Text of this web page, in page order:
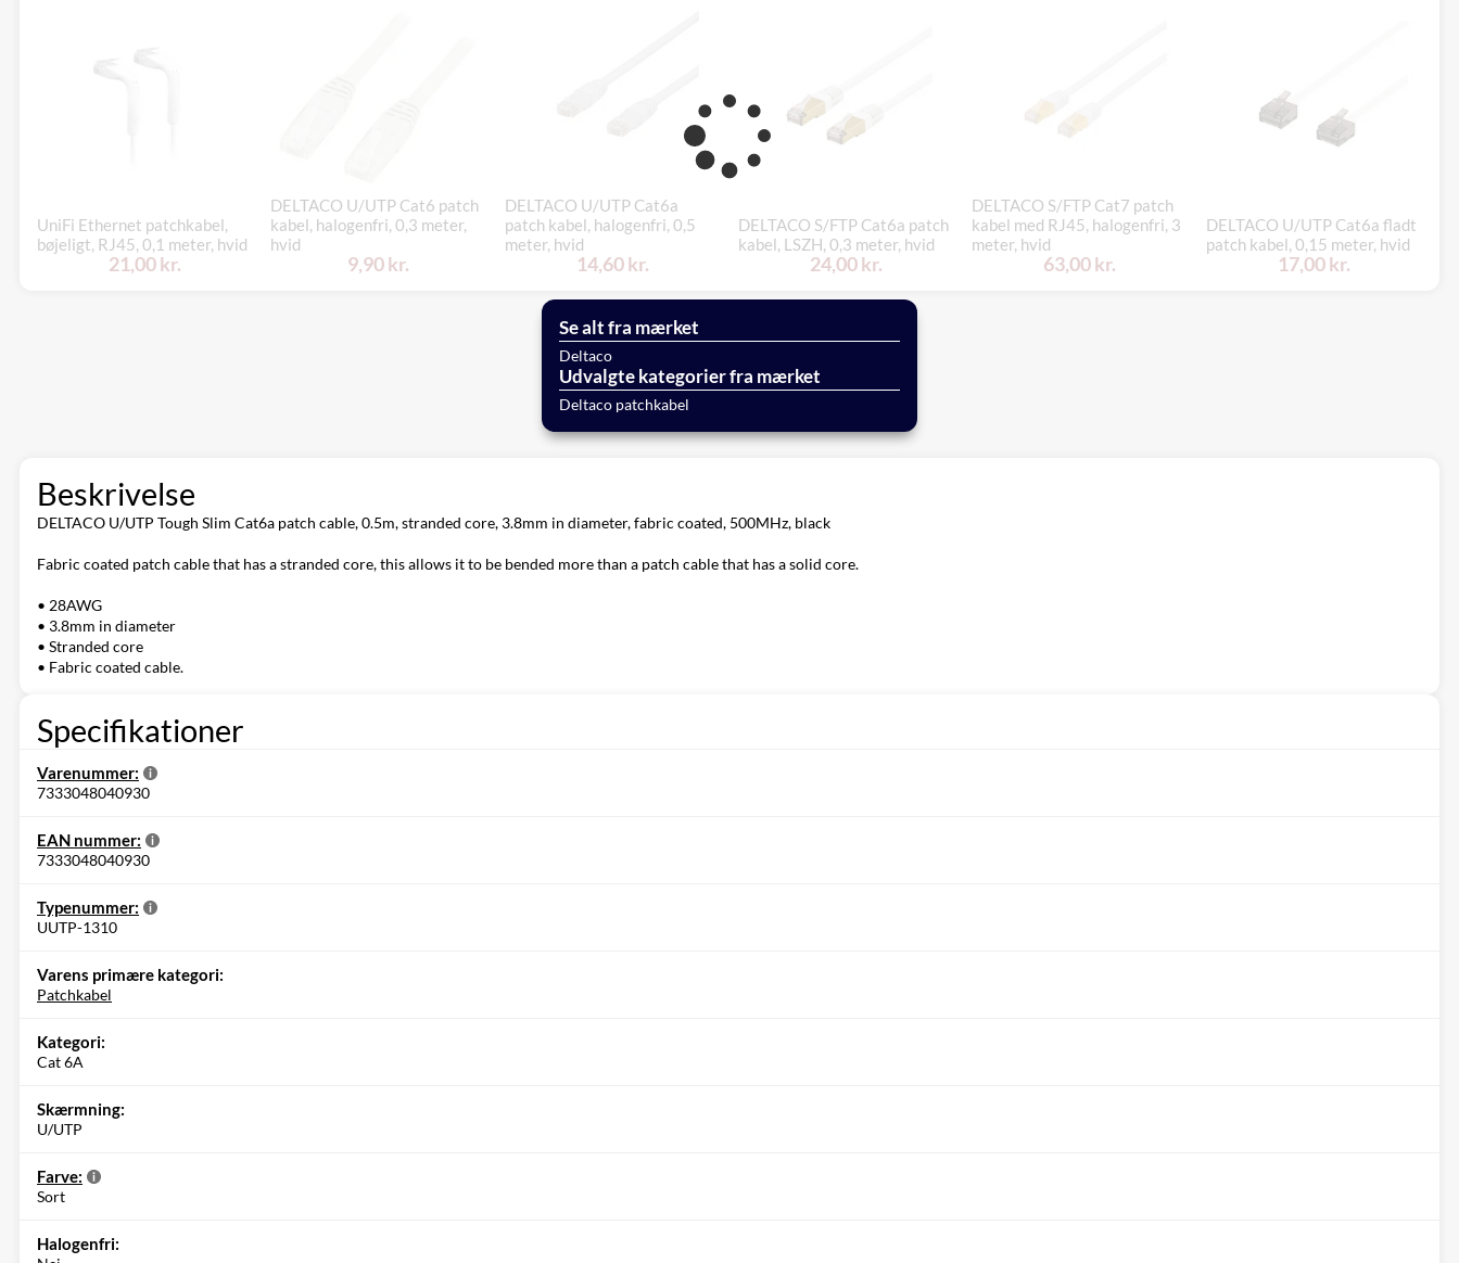
UniFi Ethernet patchkabel,
bøjeligt, RJ45, 0,1 meter, hvid
21,00 kr.
DELTACO U/UTP Cat6 patch
kabel, halogenfri, 0,3 meter,
hvid
9,90 kr.
DELTACO U/UTP Cat6a
patch kabel, halogenfri, 0,5
meter, hvid
14,60 kr.
DELTACO S/FTP Cat6a patch
kabel, LSZH, 0,3 meter, hvid
24,00 kr.
DELTACO S/FTP Cat7 patch
kabel med RJ45, halogenfri, 3
meter, hvid
63,00 kr.
DELTACO U/UTP Cat6a fladt
patch kabel, 0,15 meter, hvid
17,00 kr.
Se alt fra mærket
Deltaco
Udvalgte kategorier fra mærket
Deltaco patchkabel
Beskrivelse
DELTACO U/UTP Tough Slim Cat6a patch cable, 0.5m, stranded core, 3.8mm in diameter, fabric coated, 500MHz, black
Fabric coated patch cable that has a stranded core, this allows it to be bended more than a patch cable that has a solid core.
• 28AWG
• 3.8mm in diameter
• Stranded core
• Fabric coated cable.
Specifikationer
Varenummer:
7333048040930
EAN nummer:
7333048040930
Typenummer:
UUTP-1310
Varens primære kategori:
Patchkabel
Kategori:
Cat 6A
Skærmning:
U/UTP
Farve:
Sort
Halogenfri: